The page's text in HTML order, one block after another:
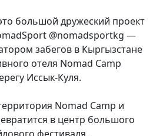
большой дружеский проект
@nomadsportkg —
забегов в Кыргызстане
отеля Nomad Camp
Иссык-Куля.
Nomad Camp и
в центр большого